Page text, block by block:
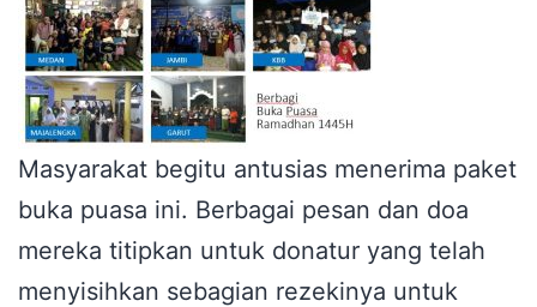
Masyarakat begitu antusias menerima paket
buka puasa ini. Berbagai pesan dan doa
mereka titipkan untuk donatur yang telah
menyisihkan sebagian rezekinya untuk